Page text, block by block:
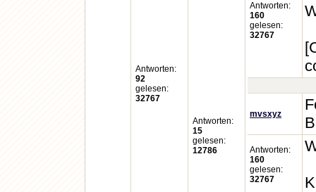
Antworten:
92
gelesen:
32767
Antworten:
15
gelesen:
12786
Antworten:
160
gelesen:
32767
mvsxyz
Antworten:
160
gelesen:
32767